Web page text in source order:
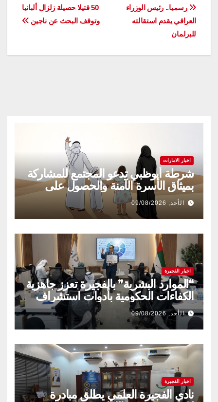
تصفّح
المقالات
50 قتيلا حصيلة زلزال ألبانيا
وتوقف البحث عن ناجين
رسميا.. رئيس الوزراء
العراقي يقدم استقالته
للبرلمان
اخبار الامارات
شرطة أبوظبي تدعو المجتمع للمشاركة
بميثاق الأسرة الآمنة والحصول على
شهادة «سفير»
الأحد, 09/08/2026
اخبار الفجيرة
“الموارد البشرية” بالفجيرة تعزز جاهزية
الكفاءات الحكومية بأدوات استشراف
المستقبل
الأحد, 09/08/2026
اخبار الفجيرة
نادي الفجيرة العلمي يطلق مبادرة